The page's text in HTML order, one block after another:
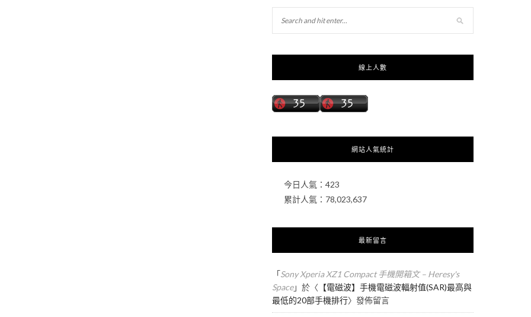
線上人數
網站人氣統計
今日人氣： 423
累計人氣： 78,023,637
最新留言
「Sony Xperia XZ1 Compact 手機開箱文 – Heresy's
Space」於〈 【電磁波】手機電磁波輻射值(SAR)最高與
最低的20部手機排行〉發佈留言